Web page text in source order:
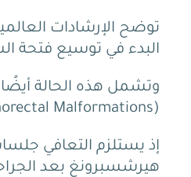
توضح الإرشادات
البدء في توسيع فتحة
وتشمل هذه الحالة
(Anorectal Malformations) كعملية الشرج غير المثقوب (Imperforate Anus).
إذ يستلزم التعافي
هيرشسبرونغ بعد